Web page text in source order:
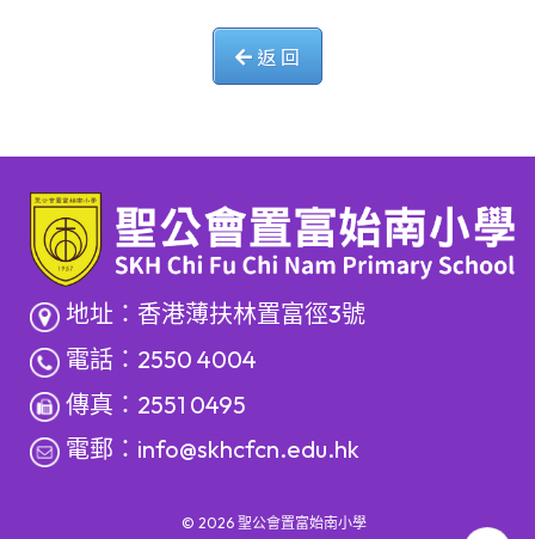
返 回
地址：香港薄扶林置富徑3號
電話：2550 4004
傳真：2551 0495
電郵： info@skhcfcn.edu.hk
© 2026 聖公會置富始南小學